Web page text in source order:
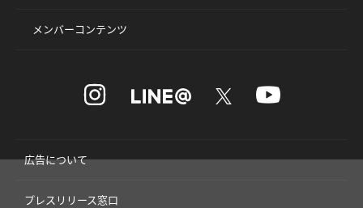
メンバーコンテンツ
広告について
プレスリリース窓口